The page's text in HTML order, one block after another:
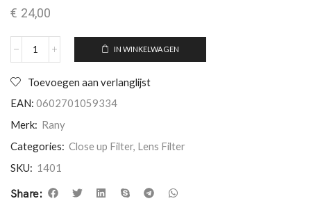
€ 24,00
IN WINKELWAGEN
Toevoegen aan verlanglijst
EAN: 0602701059334
Merk: Rany
Categories: Close up Filter, Lens Filter
SKU: 1401
Share: